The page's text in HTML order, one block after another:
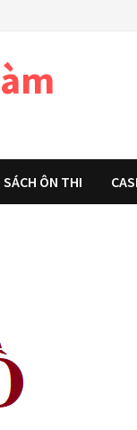
SÁCH ÔN THI